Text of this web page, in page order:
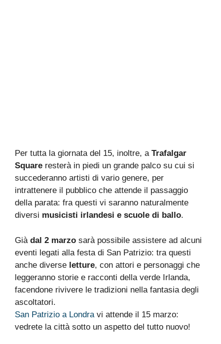
Per tutta la giornata del 15, inoltre, a Trafalgar
Square resterà in piedi un grande palco su cui si
succederanno artisti di vario genere, per
intrattenere il pubblico che attende il passaggio
della parata: fra questi vi saranno naturalmente
diversi musicisti irlandesi e scuole di ballo.
Già dal 2 marzo sarà possibile assistere ad alcuni
eventi legati alla festa di San Patrizio: tra questi
anche diverse letture, con attori e personaggi che
leggeranno storie e racconti della verde Irlanda,
facendone rivivere le tradizioni nella fantasia degli
ascoltatori.
San Patrizio a Londra vi attende il 15 marzo:
vedrete la città sotto un aspetto del tutto nuovo!